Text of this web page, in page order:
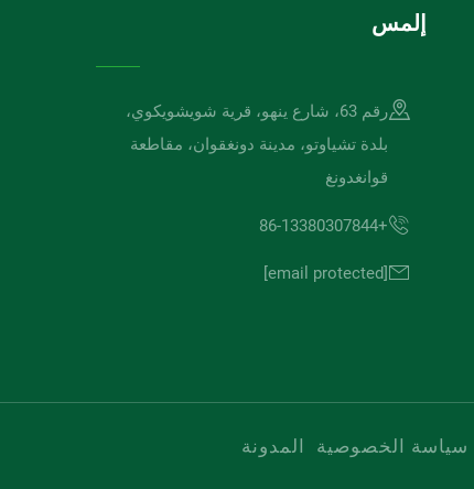
إلمس
رقم 63، شارع ينهو، قرية شويشويكوي،
بلدة تشياوتو، مدينة دونغقوان، مقاطعة
قوانغدونغ
+86-13380307844
[email protected]
سياسة الخصوصية المدونة